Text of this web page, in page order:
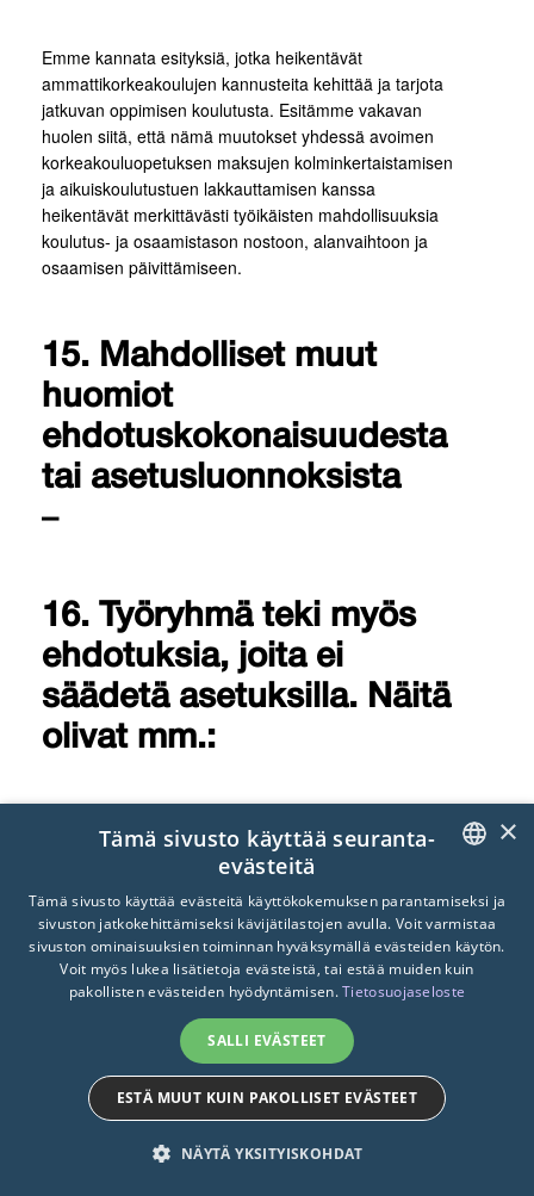
Emme kannata esityksiä, jotka heikentävät
ammattikorkeakoulujen kannusteita kehittää ja tarjota
jatkuvan oppimisen koulutusta. Esitämme vakavan
huolen siitä, että nämä muutokset yhdessä avoimen
korkeakouluopetuksen maksujen kolminkertaistamisen
ja aikuiskoulutustuen lakkauttamisen kanssa
heikentävät merkittävästi työikäisten mahdollisuuksia
koulutus- ja osaamistason nostoon, alanvaihtoon ja
osaamisen päivittämiseen.
15. Mahdolliset muut
huomiot
ehdotuskokonaisuudesta
tai asetusluonnoksista
–
16. Työryhmä teki myös
ehdotuksia, joita ei
säädetä asetuksilla. Näitä
olivat mm.:
Yliopisto- ja ammattikorkeakoululait
mahdollistavat sen, että OKM voi myöntää
korkeakouluille myös tuloksellisuusrahoitusta
korkeakoulun tuloksellisen toiminnan
perusteella. Työryhmä ehdotti, että
laskennallisen rahoitusmallin ulkopuolella
kohdennettava erillinen kannustepalkkio
vaikeammin mitattavien toimien kohdalle
(esimerkiksi työ- ja opiskeluhyvinvointi,
johtaminen, sidosryhmäyhteistyö).
Kannustepalkkiota ei välttämättä
FINNISH
SWEDISH
×
Tämä sivusto käyttää seuranta-
evästeitä
Tämä sivusto käyttää evästeitä käyttökokemuksen parantamiseksi ja
sivuston jatkokehittämiseksi kävijätilastojen avulla. Voit varmistaa
sivuston ominaisuuksien toiminnan hyväksymällä evästeiden käytön.
Voit myös lukea lisätietoja evästeistä, tai estää muiden kuin
pakollisten evästeiden hyödyntämisen.Tietosuojaseloste
SALLI EVÄSTEET
ESTÄ MUUT KUIN PAKOLLISET EVÄSTEET
NÄYTÄ YKSITYISKOHDAT